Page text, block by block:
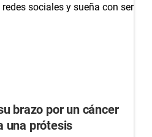
brazo por un cáncer
una prótesis